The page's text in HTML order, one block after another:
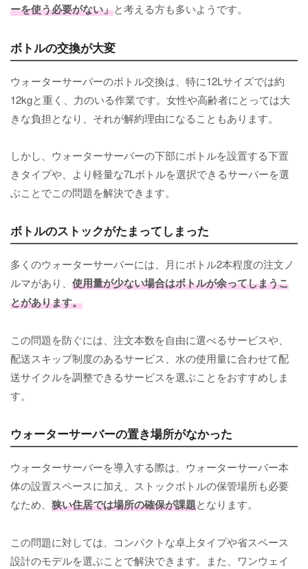
ーを使う必要がない」と考える方も多いようです。
ボトルの交換が大変
ウォーターサーバーのボトル交換は、特に12Lサイズでは約
12kgと重く、力のいる作業です。女性や高齢者にとっては大
きな負担となり、それが解約理由になることもあります。
しかし、ウォーターサーバーの下部にボトルを設置する下置
きタイプや、より軽量な7Lボトルを選択できるサーバーを選
ぶことでこの問題を解決できます。
ボトルのストックがたまってしまった
多くのウォーターサーバーには、月にボトル2本程度の注文ノ
ルマがあり、 使用量が少ない場合はボトルが余ってしまうこ
とがあります。
この問題を防ぐには、注文本数を自由に選べるサービスや、
配送スキップ制度のあるサービス、水の使用量に合わせて配
送サイクルを調整できるサービスを選ぶことをおすすめしま
す。
ウォーターサーバーの置き場所がなかった
ウォーターサーバーを導入する際は、ウォーターサーバー本
体の設置スペースに加え、ストックボトルの保管場所も必要
なため、 狭い住居では場所の確保が課題となります。
この問題に対しては、コンパクトな卓上タイプや省スペース
設計のモデルを選ぶことで解決できます。また、ワンウェイ